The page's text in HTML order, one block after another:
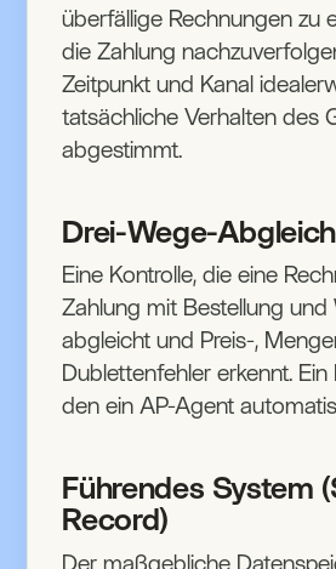
überfällige Rechnungen zu
die Zahlung
Zeitpunkt und Kanal
tatsächliche Verhalten des
abgestimmt.
Drei-Wege-Abgleich
Eine Kontrolle, die eine
Zahlung mit Bestellung und
abgleicht und Preis-,
Dublettenfehler erkennt. Ein
den ein AP-Agent
Führendes System
Record)
Der maßgebliche